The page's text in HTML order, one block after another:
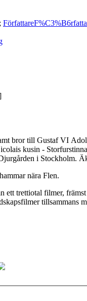
; Författare
bror till Gustaf VI
kusin -
i Stockholm.
nära Flen.
ett trettiotal filmer,
tillsammans